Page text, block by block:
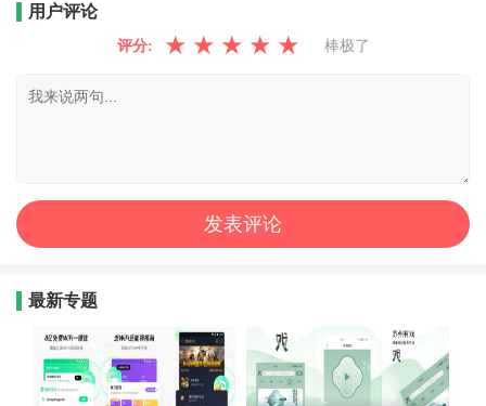
用户评论
评分: ★ ★ ★ ★ ★ 棒极了
最新专题